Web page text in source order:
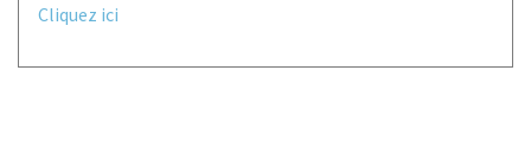
Cliquez ici